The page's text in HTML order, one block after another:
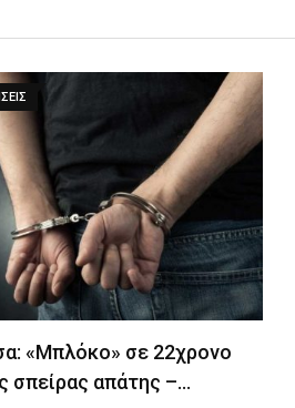
«Μπλόκο» σε 22χρονο
σπείρας απάτης –…